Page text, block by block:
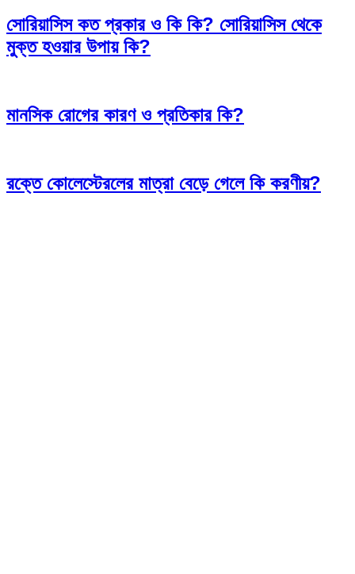
সোরিয়াসিস কত প্রকার ও কি কি? সোরিয়াসিস থেকে
মুক্ত হওয়ার উপায় কি?
মানসিক রোগের কারণ ও প্রতিকার কি?
রক্তে কোলেস্টেরলের মাত্রা বেড়ে গেলে কি করণীয়?